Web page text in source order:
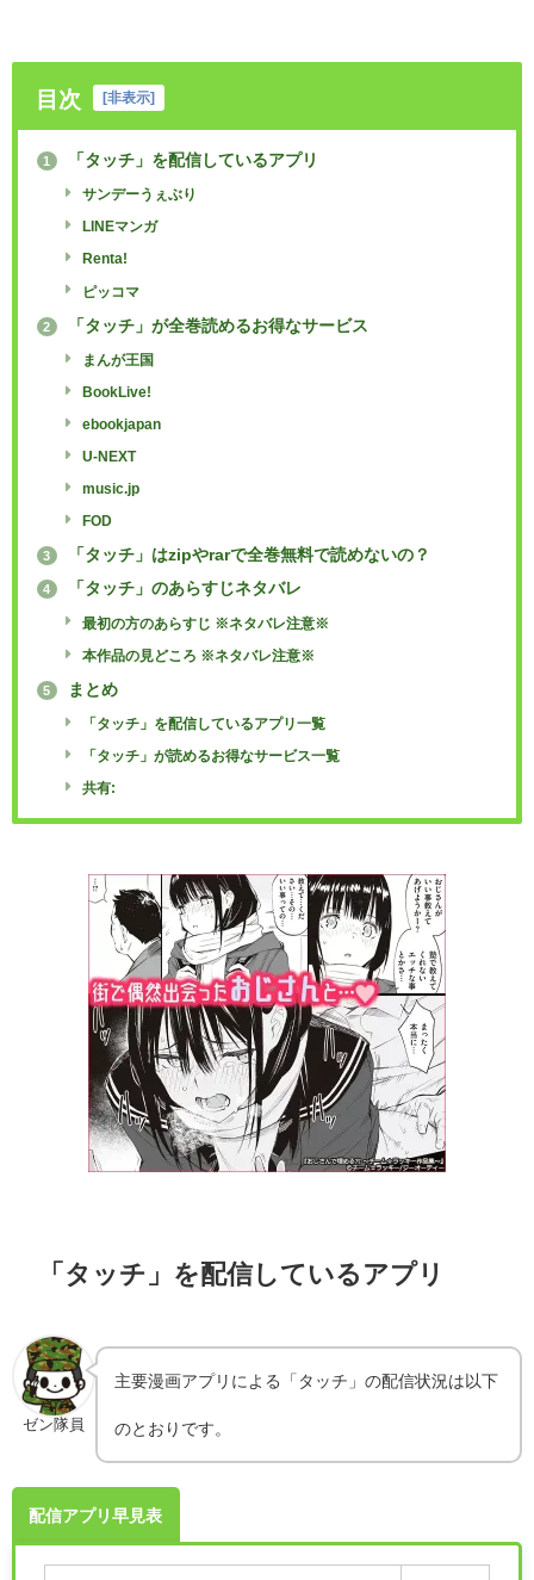
目次 [非表示]
1 「タッチ」を配信しているアプリ
サンデーうぇぶり
LINEマンガ
Renta!
ピッコマ
2 「タッチ」が全巻読めるお得なサービス
まんが王国
BookLive!
ebookjapan
U-NEXT
music.jp
FOD
3 「タッチ」はzipやrarで全巻無料で読めないの？
4 「タッチ」のあらすじネタバレ
最初の方のあらすじ ※ネタバレ注意※
本作品の見どころ ※ネタバレ注意※
5 まとめ
「タッチ」を配信しているアプリ一覧
「タッチ」が読めるお得なサービス一覧
共有:
「タッチ」を配信しているアプリ
ゼン隊員
主要漫画アプリによる「タッチ」の配信状況は以下
のとおりです。
配信アプリ早見表